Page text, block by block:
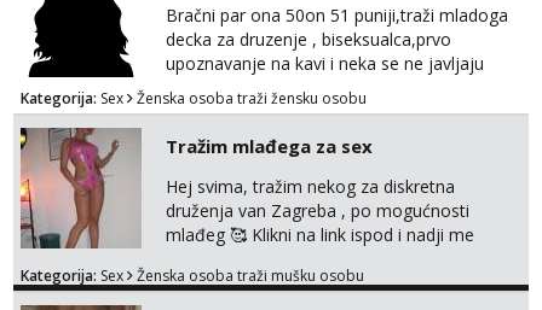
Bračni par ona 50on 51 puniji,traži mladoga
decka za druzenje , biseksualca,prvo
upoznavanje na kavi i neka se ne javljaju
stariji od 30 godina
Kategorija: Sex Ženska osoba traži žensku osobu
Tražim mlađega za sex
Hej svima, tražim nekog za diskretna
druženja van Zagreba , po mogućnosti
mlađeg 🥰 Klikni na link ispod i nadji me
Kategorija: Sex Ženska osoba traži mušku osobu